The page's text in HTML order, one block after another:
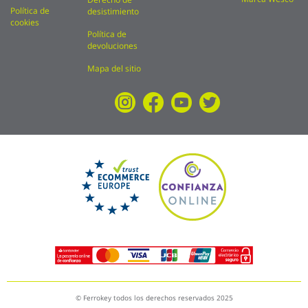
Política de
cookies
desistimiento
Política de
devoluciones
Mapa del sitio
© Ferrokey todos los derechos reservados 2025